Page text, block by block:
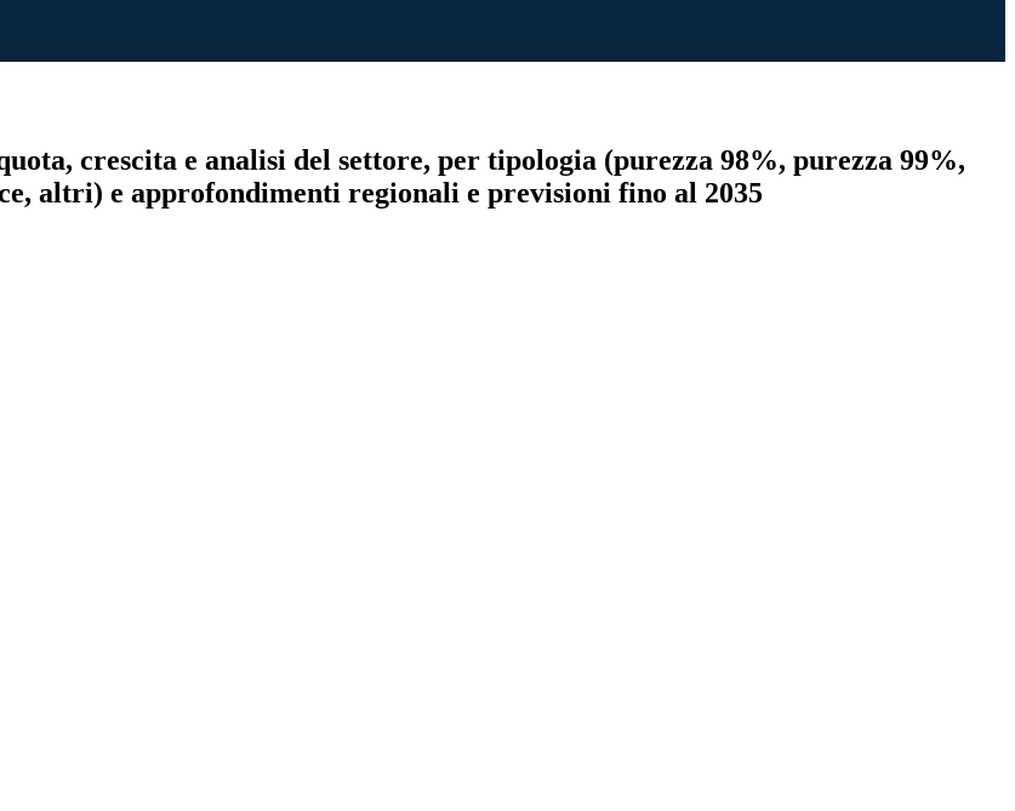
crescita e analisi del settore, per tipologia (purezza 98%, purezza 99%,
altri) e approfondimenti regionali e previsioni fino al 2035